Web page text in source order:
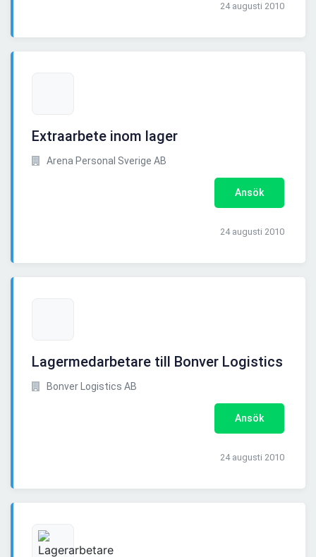
24 augusti 2010
Extraarbete inom lager
Arena Personal Sverige AB
Ansök
24 augusti 2010
Lagermedarbetare till Bonver Logistics
Bonver Logistics AB
Ansök
24 augusti 2010